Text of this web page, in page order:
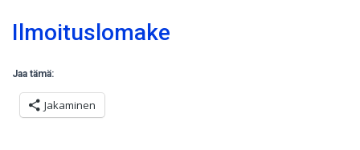
Ilmoituslomake
Jaa tämä:
Jakaminen